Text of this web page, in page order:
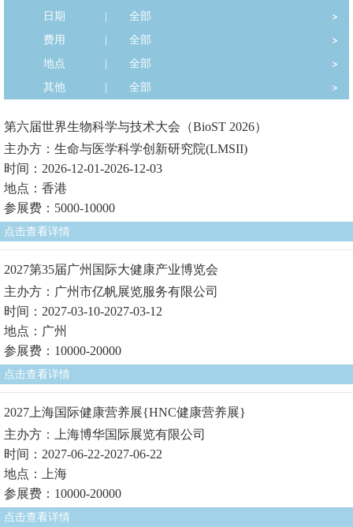
日期
全部
费用
全部
地点
全部
其他
全部
第六届世界生物科学与技术大会（BioST 2026）
主办方：生命与医学科学创新研究院(LMSII)
时间：2026-12-01-2026-12-03
地点：香港
参展费：5000-10000
点击查看详情
2027第35届广州国际大健康产业博览会
主办方：广州市亿帆展览服务有限公司
时间：2027-03-10-2027-03-12
地点：广州
参展费：10000-20000
点击查看详情
2027上海国际健康营养展{HNC健康营养展}
主办方：上海博华国际展览有限公司
时间：2027-06-22-2027-06-22
地点：上海
参展费：10000-20000
点击查看详情